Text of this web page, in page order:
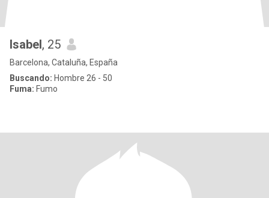
Isabel, 25
Barcelona, Cataluña, España
Buscando: Hombre 26 - 50
Fuma: Fumo